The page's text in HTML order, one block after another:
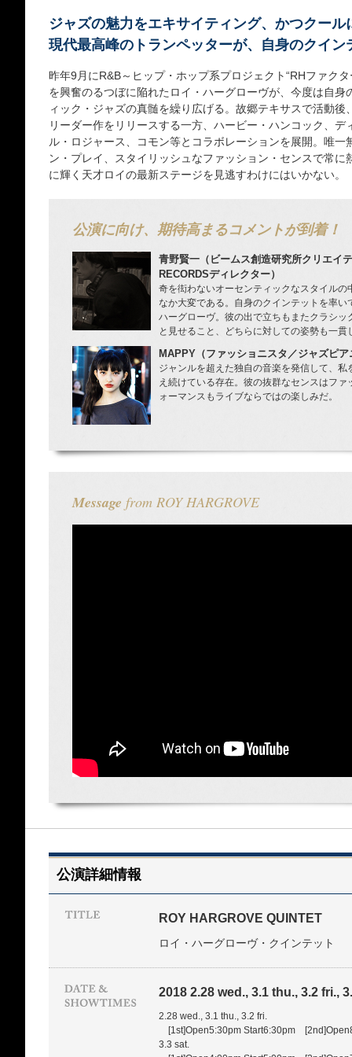
ジャズの魅力をエキサイティング、かつクール
現代最高峰のトランペッターが、自身のクイン
昨年9月にR&B～ヒップ・ホップ系プロジェクト“RHファク
を興奮のるつぼに陥れたロイ・ハーグローヴが、今度は自
ィック・ジャズの真髄を繰り広げる。故郷テキサスで活動
リーダー作をリリースする一方、ハービー・ハンコック、
ル・ロジャース、コモン等とコラボレーションを展開。唯
ン・プレイ、スタイリッシュなファッション・センスで常
に輝く天才ロイの最新ステージを見逃すわけにはいかない。
公演に向け、期待高まるコメントが到着！
青野賢一（ビームス創造研究所クリエイ
RECORDSディレクター）
奇を衒わないオーセンティックなスタイル
なか大変である。自身のクインテットを率
ハーグローヴ。彼の出で立ちもまたクラシ
と見せること、どちらに対しての姿勢も一
MAPPY（ファッショニスタ／ジャズピア
ジャンルを超えた独自の音楽を発信して、
え続けている存在。彼の抜群なセンスはフ
ォーマンスもライブならではの楽しみだ。
Message from ROY HARGROVE
公演詳細情報
ROY HARGROVE QUINTET
ロイ・ハーグローヴ・クインテット
2018 2.28 wed., 3.1 thu., 3.2 fri.,
2.28 wed., 3.1 thu., 3.2 fri.
[1st]Open5:30pm Start6:30pm
3.3 sat.